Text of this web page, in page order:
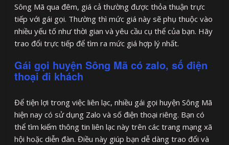
Sông Mã qua đêm, giá cả thường được thỏa thuận trực
tiếp với gái gọi. Thường thì mức giá này sẽ phụ thuộc vào
nhiều yếu tố như thời gian và yêu cầu cụ thể của bạn. Hãy
trao đổi trực tiếp để tìm ra mức giá hợp lý nhất.
Gái gọi huyện Sông Mã có zalo, số điện
thoại đi khách
Để tiện lợi trong việc liên lạc, nhiều gái gọi huyện Sông Mã
hiện nay có sử dụng Zalo và số điện thoại riêng. Bạn có
thể tìm kiếm thông tin liên lạc này trên các trang mạng xã
hội hoặc diễn đàn. Điều này giúp bạn dễ dàng trao đổi và